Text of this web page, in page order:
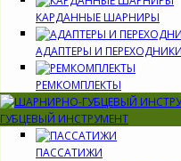
КАРДАННЫЕ ШАРНИРЫ
АДАПТЕРЫ И ПЕРЕХОДНИКИ
РЕМКОМПЛЕКТЫ
ГУБЦЕВЫЙ ИНСТРУМЕНТ
ПАССАТИЖИ